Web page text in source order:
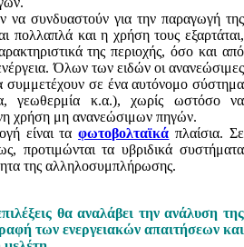
συνδυαστούν για την παραγωγή της
πολλαπλά και η χρήση τους εξαρτάται,
της περιοχής, όσο και από
Όλων των ειδών οι ανανεώσιμες
συμμετέχουν σε ένα αυτόνομο σύστημα
γεωθερμία κ.α.), χωρίς ωστόσο να
χρήση μη ανανεώσιμων πηγών.
είναι ταφωτοβολταϊκά πλαίσια. Σε
προτιμώνται τα υβριδικά συστήματα
της αλληλοσυμπλήρωσης.
θα αναλάβει την ανάλυση της
των ενεργειακών απαιτήσεων και